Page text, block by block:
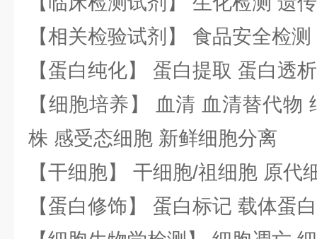
【相关检验试剂】 食品安全检
【蛋白纯化】 蛋白提取 蛋白透
【细胞培养】 血清 血清替代物
株 感受态细胞 新鲜细胞分离
【干细胞】 干细胞/祖细胞 原代
【蛋白修饰】 蛋白标记 载体蛋